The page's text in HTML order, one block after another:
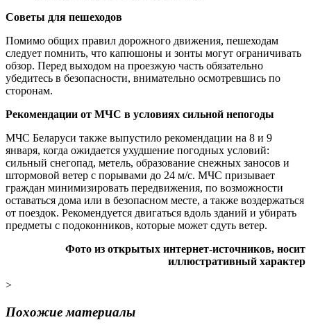
Советы для пешеходов
Помимо общих правил дорожного движения, пешеходам
следует помнить, что капюшоны и зонты могут ограничивать
обзор. Перед выходом на проезжую часть обязательно
убедитесь в безопасности, внимательно осмотревшись по
сторонам.
Рекомендации от МЧС в условиях сильной непогоды
МЧС Беларуси также выпустило рекомендации на 8 и 9
января, когда ожидается ухудшение погодных условий:
сильный снегопад, метель, образование снежных заносов и
штормовой ветер с порывами до 24 м/с. МЧС призывает
граждан минимизировать передвижения, по возможности
оставаться дома или в безопасном месте, а также воздержаться
от поездок. Рекомендуется двигаться вдоль зданий и убирать
предметы с подоконников, которые может сдуть ветер.
Фото из открытых интернет-источников, носит
иллюстративный характер
>
Похожие материалы